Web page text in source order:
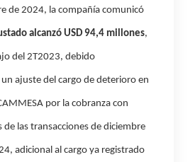
de 2024, la compañía comunicó
alcanzó USD 94,4 millones,
del 2T2023, debido
ajuste del cargo de deterioro en
por la cobranza con
de las transacciones de diciembre
adicional al cargo ya registrado